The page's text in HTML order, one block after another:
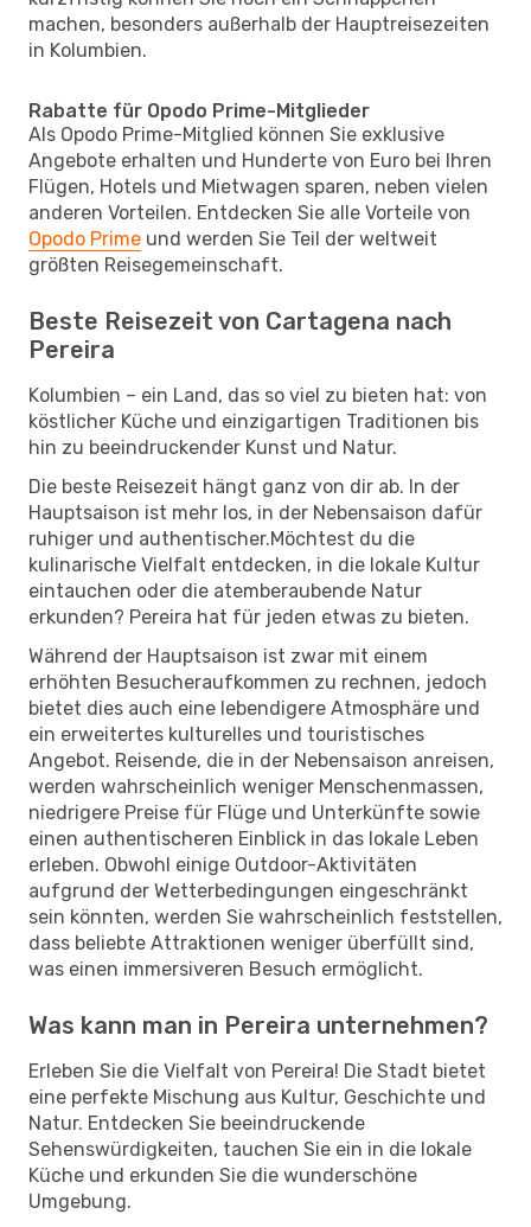
machen, besonders außerhalb der Hauptreisezeiten
in Kolumbien.
Rabatte für Opodo Prime-Mitglieder
Als Opodo Prime-Mitglied können Sie exklusive
Angebote erhalten und Hunderte von Euro bei Ihren
Flügen, Hotels und Mietwagen sparen, neben vielen
anderen Vorteilen. Entdecken Sie alle Vorteile von
Opodo Prime und werden Sie Teil der weltweit
größten Reisegemeinschaft.
Beste Reisezeit von Cartagena nach
Pereira
Kolumbien – ein Land, das so viel zu bieten hat: von
köstlicher Küche und einzigartigen Traditionen bis
hin zu beeindruckender Kunst und Natur.
Die beste Reisezeit hängt ganz von dir ab. In der
Hauptsaison ist mehr los, in der Nebensaison dafür
ruhiger und authentischer.Möchtest du die
kulinarische Vielfalt entdecken, in die lokale Kultur
eintauchen oder die atemberaubende Natur
erkunden? Pereira hat für jeden etwas zu bieten.
Während der Hauptsaison ist zwar mit einem
erhöhten Besucheraufkommen zu rechnen, jedoch
bietet dies auch eine lebendigere Atmosphäre und
ein erweitertes kulturelles und touristisches
Angebot. Reisende, die in der Nebensaison anreisen,
werden wahrscheinlich weniger Menschenmassen,
niedrigere Preise für Flüge und Unterkünfte sowie
einen authentischeren Einblick in das lokale Leben
erleben. Obwohl einige Outdoor-Aktivitäten
aufgrund der Wetterbedingungen eingeschränkt
sein könnten, werden Sie wahrscheinlich feststellen,
dass beliebte Attraktionen weniger überfüllt sind,
was einen immersiveren Besuch ermöglicht.
Was kann man in Pereira unternehmen?
Erleben Sie die Vielfalt von Pereira! Die Stadt bietet
eine perfekte Mischung aus Kultur, Geschichte und
Natur. Entdecken Sie beeindruckende
Sehenswürdigkeiten, tauchen Sie ein in die lokale
Küche und erkunden Sie die wunderschöne
Umgebung.